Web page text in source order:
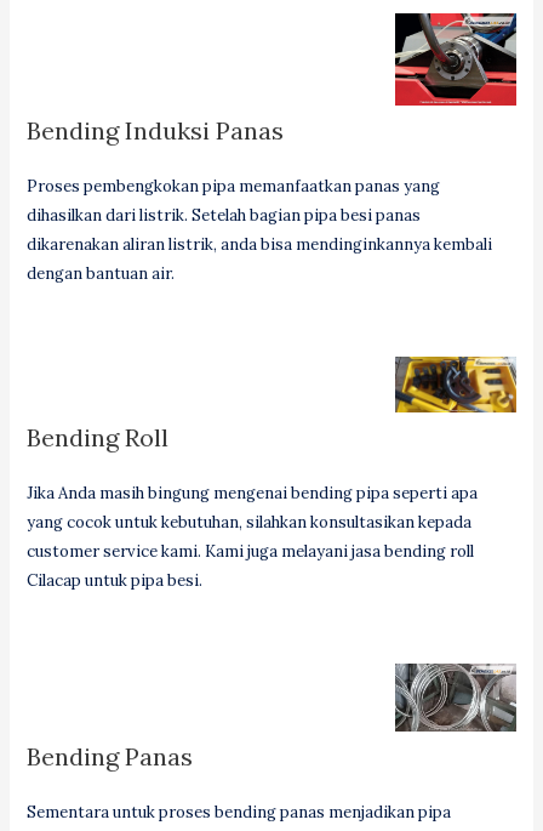
Bending Induksi Panas
Proses pembengkokan pipa memanfaatkan panas yang
dihasilkan dari listrik. Setelah bagian pipa besi panas
dikarenakan aliran listrik, anda bisa mendinginkannya kembali
dengan bantuan air.
Bending Roll
Jika Anda masih bingung mengenai bending pipa seperti apa
yang cocok untuk kebutuhan, silahkan konsultasikan kepada
customer service kami. Kami juga melayani jasa bending roll
Cilacap untuk pipa besi.
Bending Panas
Sementara untuk proses bending panas menjadikan pipa